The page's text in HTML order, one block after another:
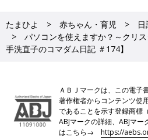
たまひよ 赤ちゃん・育児
パソコンを使えますか？～クリ
手洗直子のコマダム日記 ＃174】
ＡＢＪマークは、この電子
著作権者からコンテンツ使
であることを示す登録商標
ABJマークの詳細、ABJマ
はこちら→https://